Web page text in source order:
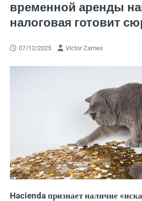
временной аренды
налоговая готовит
07/12/2025 Victor Zames
Hacienda признает наличие